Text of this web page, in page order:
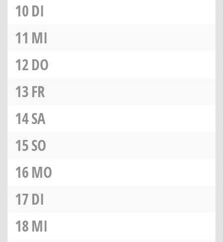
10DI
11 MI
12DO
13FR
14SA
15SO
16MO
17DI
18MI